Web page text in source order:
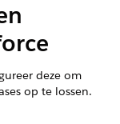
deze om
op te lossen.